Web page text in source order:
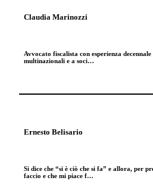
Claudia Marinozzi
Avvocato fiscalista con esperienza
multinazionali e a soci…
Ernesto Belisario
Si dice che “si è ciò che si fa” e allora, per
faccio e che mi piace f…